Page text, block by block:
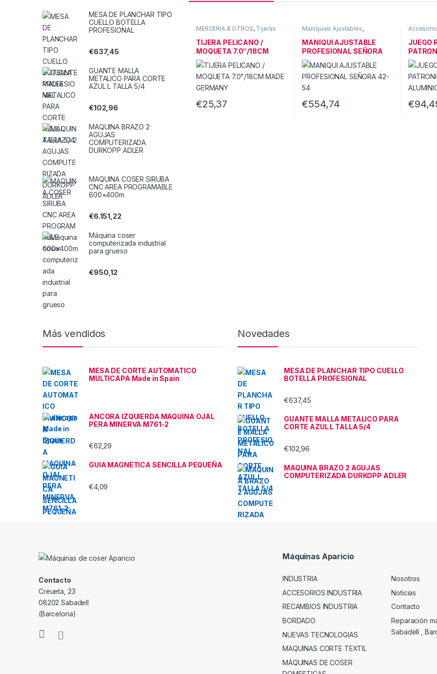
MERCERIA & OTROS, Tijeras
TIJERA PELICANO /
MOQUETA 7.0″/18CM
MADE GERMANY
€25,37
Maniquies Ajustables,
MERCERIA & OTROS
MANIQUI AJUSTABLE
PROFESIONAL SEÑORA
42-54
€554,74
JUEGO
€
MESA DE PLANCHAR TIPO
CUELLO BOTELLA
PROFESIONAL
€637,45
GUANTE MALLA
METALICO PARA CORTE
AZUL L TALLA 5/4
€102,96
MAQUINA BRAZO 2
AGUJAS
COMPUTERIZADA
DURKOPP ADLER
MAQUINA COSER SIRUBA
CNC AREA PROGRAMABLE
600×400m
€6.151,22
Máquina coser
computerizada industrial
para grueso
€950,12
Más vendidos
MESA DE CORTE AUTOMATICO
MULTICAPA Made in Spain
ANCORA IZQUIERDA MAQUINA OJAL
PERA MINERVA M761-2
€62,29
GUIA MAGNETICA SENCILLA PEQUEÑA
€4,09
Novedades
MESA DE PLANCHAR TIPO CUELLO
BOTELLA PROFESIONAL
€637,45
GUANTE MALLA METALICO PARA
CORTE AZUL L TALLA 5/4
€102,96
MAQUINA BRAZO 2 AGUJAS
COMPUTERIZADA DURKOPP ADLER
Contacto
Creueta, 23
08202 Sabadell
(Barcelona)
Máquinas Aparicio
INDUSTRIA
ACCESORIOS INDUSTRIA
RECAMBIOS INDUSTRIA
BORDADO
NUEVAS TECNOLOGIAS
MAQUINAS CORTE TEXTIL
MÁQUINAS DE COSER
Nosotros
Noticias
Contacto
Reparación
Sabadell ,